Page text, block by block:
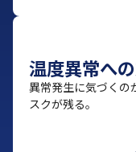
温度異常へ
異常発生に気づくの
スクが残る。